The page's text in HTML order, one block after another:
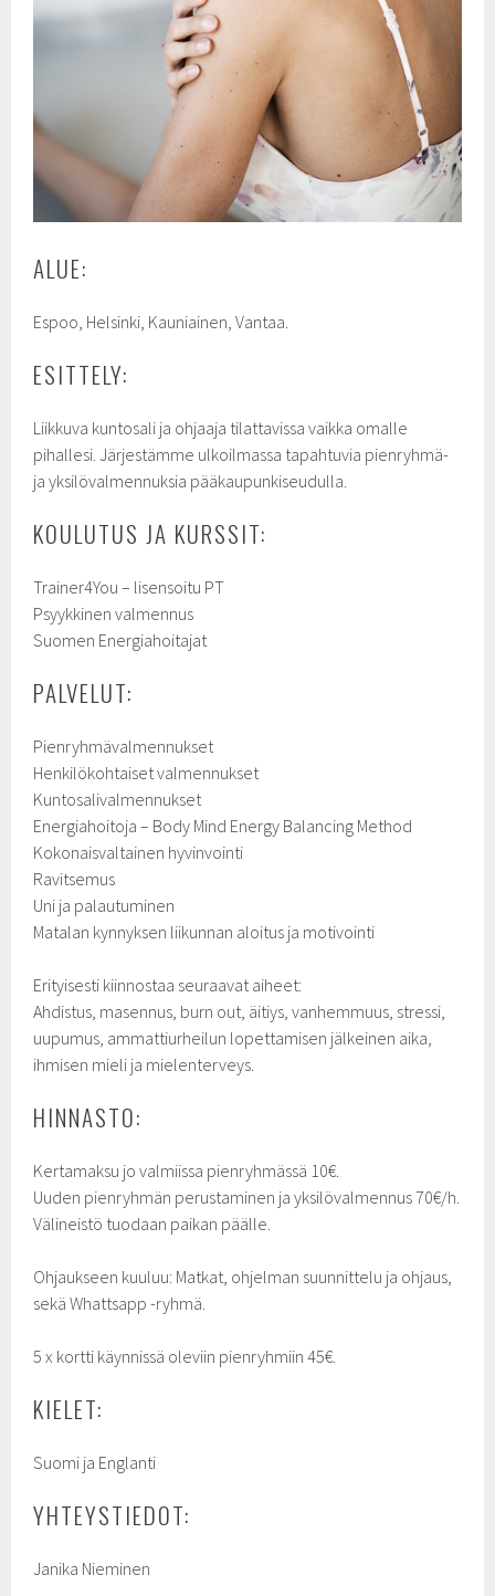
ALUE:
Espoo, Helsinki, Kauniainen, Vantaa.
ESITTELY:
Liikkuva kuntosali ja ohjaaja tilattavissa vaikka omalle
pihallesi. Järjestämme ulkoilmassa tapahtuvia pienryhmä-
ja yksilövalmennuksia pääkaupunkiseudulla.
KOULUTUS JA KURSSIT:
Trainer4You – lisensoitu PT
Psyykkinen valmennus
Suomen Energiahoitajat
PALVELUT:
Pienryhmävalmennukset
Henkilökohtaiset valmennukset
Kuntosalivalmennukset
Energiahoitoja – Body Mind Energy Balancing Method
Kokonaisvaltainen hyvinvointi
Ravitsemus
Uni ja palautuminen
Matalan kynnyksen liikunnan aloitus ja motivointi
Erityisesti kiinnostaa seuraavat aiheet:
Ahdistus, masennus, burn out, äitiys, vanhemmuus, stressi,
uupumus, ammattiurheilun lopettamisen jälkeinen aika,
ihmisen mieli ja mielenterveys.
HINNASTO:
Kertamaksu jo valmiissa pienryhmässä 10€.
Uuden pienryhmän perustaminen ja yksilövalmennus 70€/h.
Välineistö tuodaan paikan päälle.
Ohjaukseen kuuluu: Matkat, ohjelman suunnittelu ja ohjaus,
sekä Whattsapp -ryhmä.
5 x kortti käynnissä oleviin pienryhmiin 45€.
KIELET:
Suomi ja Englanti
YHTEYSTIEDOT:
Janika Nieminen